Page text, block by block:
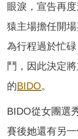
眼淚，宣告再
猿主場擔任開
為行程過於忙
鬥，因此決定
的BIDO。
BIDO從女團選
賽後她還有另